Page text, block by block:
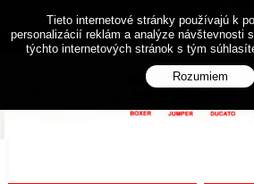
Tieto internetové stránky používajú k
personalizácií reklám a analýze návštevnosti
týchto internetových stránok s tým
Rozumiem